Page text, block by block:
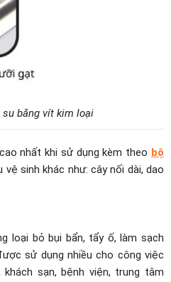
bằng vít kim loại
nhất khi sử dụng kèm theo bộ
vệ sinh khác như: cây nối dài, dao
loại bỏ bụi bẩn, tẩy ố, làm sạch
sử dụng nhiều cho công việc
sạn, bệnh viện, trung tâm